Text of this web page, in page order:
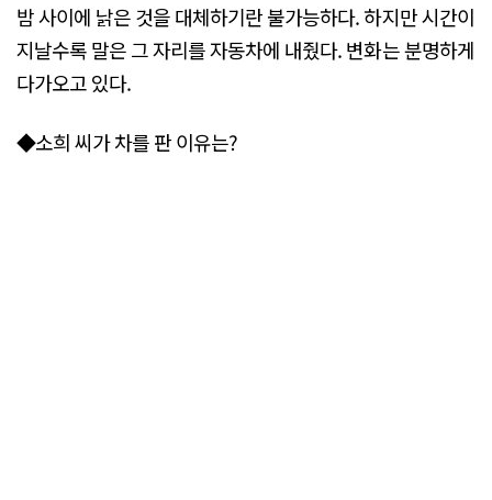
밤 사이에 낡은 것을 대체하기란 불가능하다. 하지만 시간이
지날수록 말은 그 자리를 자동차에 내줬다. 변화는 분명하게
다가오고 있다.
◆소희 씨가 차를 판 이유는?